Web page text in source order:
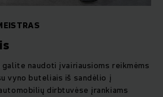
vidaus logistikos sprendimą.
galite naudoti įvairiausioms reikmėms
vyno buteliais iš sandėlio į
dirbtuvėse įrankiams